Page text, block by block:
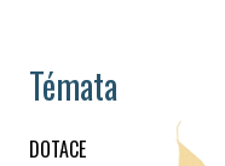
Témata
DOTACE